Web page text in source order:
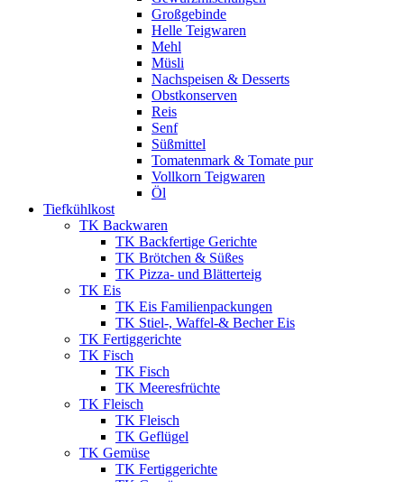
Großgebinde
Helle Teigwaren
Mehl
Müsli
Nachspeisen & Desserts
Obstkonserven
Reis
Senf
Süßmittel
Tomatenmark & Tomate pur
Vollkorn Teigwaren
Öl
Tiefkühlkost
TK Backwaren
TK Backfertige Gerichte
TK Brötchen & Süßes
TK Pizza- und Blätterteig
TK Eis
TK Eis Familienpackungen
TK Stiel-, Waffel-& Becher Eis
TK Fertiggerichte
TK Fisch
TK Fisch
TK Meeresfrüchte
TK Fleisch
TK Fleisch
TK Geflügel
TK Gemüse
TK Fertiggerichte